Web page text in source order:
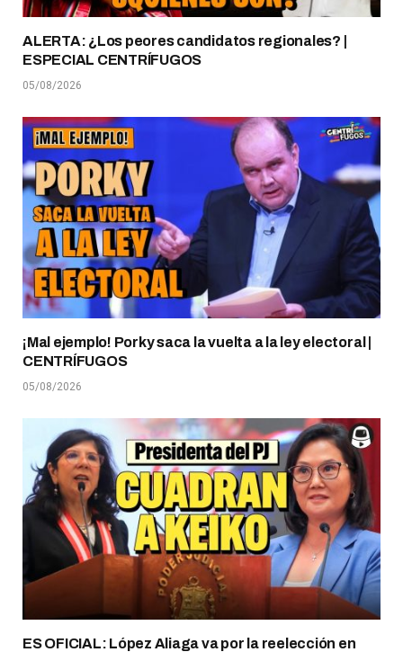
ALERTA: ¿Los peores candidatos regionales? |
ESPECIAL CENTRÍFUGOS
05/08/2026
¡Mal ejemplo! Porky saca la vuelta a la ley electoral |
CENTRÍFUGOS
05/08/2026
ES OFICIAL: López Aliaga va por la reelección en